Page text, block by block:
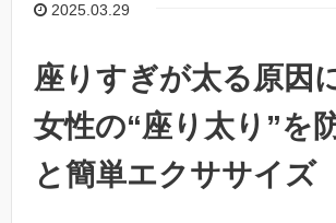
2025.03.29
座りすぎが太る原因
女性の“座り太り”を
と簡単エクササイズ